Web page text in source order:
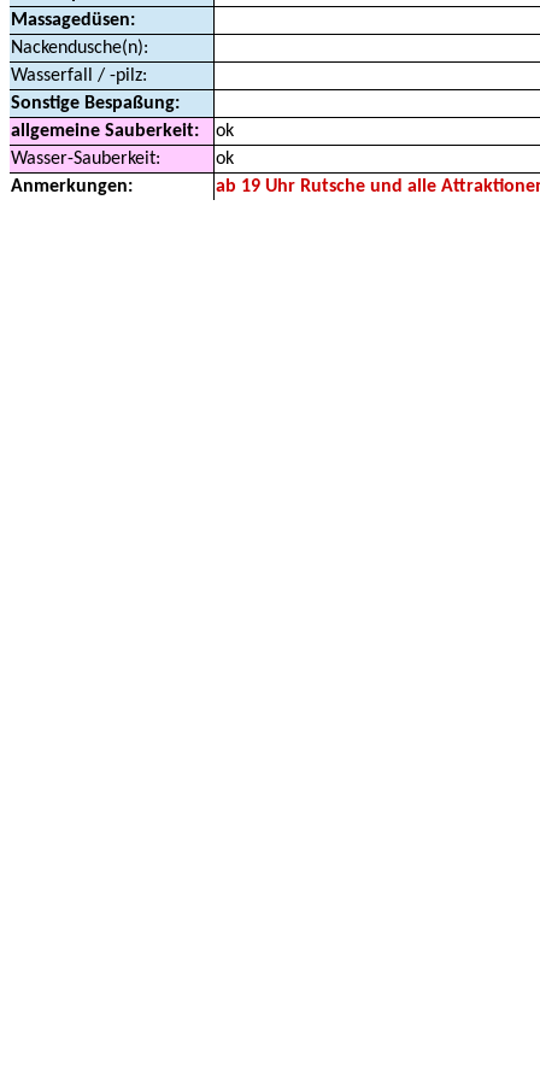
Massagedüsen:
Nackendusche(n):
Wasserfall / -pilz:
Sonstige Bespaßung:
allgemeine Sauberkeit:
ok
Wasser-Sauberkeit:
ok
Anmerkungen:
ab 19 Uhr Rutsche und alle